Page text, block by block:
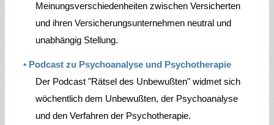
Meinungsverschiedenheiten zwischen Versicherten
und ihren Versicherungsunternehmen neutral und
unabhängig Stellung.
• Podcast zu Psychoanalyse und Psychotherapie
Der Podcast "Rätsel des Unbewußten" widmet sich
wöchentlich dem Unbewußten, der Psychoanalyse
und den Verfahren der Psychotherapie.